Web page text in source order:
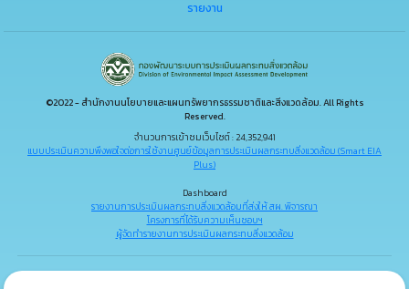
รายงาน
©2022 - สำนักงานนโยบายและแผนทรัพยากรธรรมชาติและสิ่งแวดล้อม. All Rights
Reserved.
จำนวนการเข้าชมเว็บไซต์ : 24,352,941
แบบประเมินความพึงพอใจต่อการใช้งานศูนย์ข้อมูลการประเมินผลกระทบสิ่งแวดล้อม (Smart EIA
Plus)
Dashboard
รายงานการประเมินผลกระทบสิ่งแวดล้อมที่ส่งให้ สผ. พิจารณา
โครงการที่ได้รับความเห็นชอบฯ
ผู้จัดทำรายงานการประเมินผลกระทบสิ่งแวดล้อม